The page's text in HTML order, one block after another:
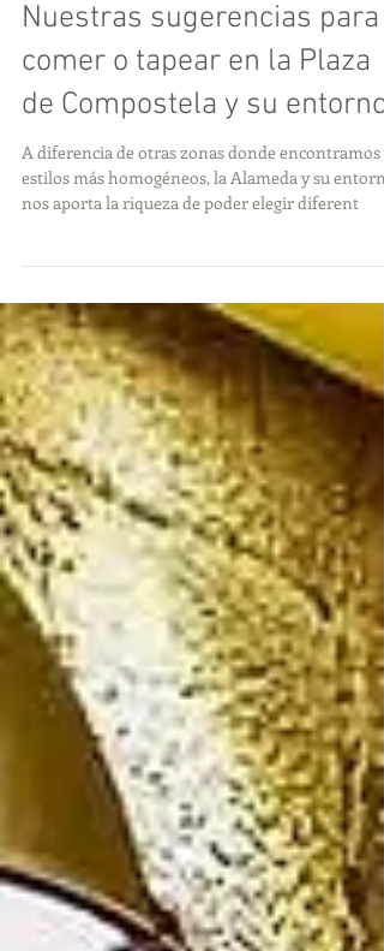
Nuestras sugerencias para
comer o tapear en la Plaza
de Compostela y su entorno.
A diferencia de otras zonas donde encontramos
nos aporta la riqueza de poder elegir diferent